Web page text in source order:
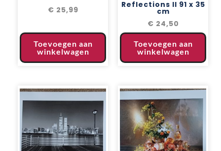
€ 25,99
Toevoegen aan
winkelwagen
Reflections II 91 x 35
cm
€ 24,50
Toevoegen aan
winkelwagen